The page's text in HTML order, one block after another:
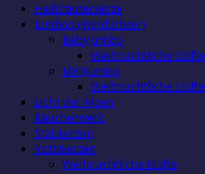
Heilkräuterkerze
Jumbos (Windlichter)
BabyJumbo
Weihnachtliche Düfte
MiniJumbo
Weihnachtliche Düfte
Licht der Alpen
Räucherwerk
Stabkerzen
Votivkerzen
Weihnachtliche Düfte